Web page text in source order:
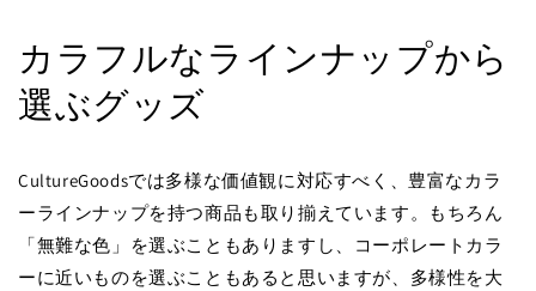
カラフルなラインナップから
選ぶグッズ
CultureGoodsでは多様な価値観に対応すべく、豊富なカラ
ーラインナップを持つ商品も取り揃えています。もちろん
「無難な色」を選ぶこともありますし、コーポレートカラ
ーに近いものを選ぶこともあると思いますが、多様性を大